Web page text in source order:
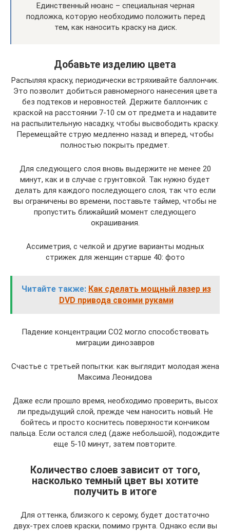
Единственный нюанс – специальная черная
подложка, которую необходимо положить перед
тем, как наносить краску на диск.
Добавьте изделию цвета
Распыляя краску, периодически встряхивайте баллончик.
Это позволит добиться равномерного нанесения цвета
без подтеков и неровностей. Держите баллончик с
краской на расстоянии 7-10 см от предмета и надавите
на распылительную насадку, чтобы высвободить краску.
Перемещайте струю медленно назад и вперед, чтобы
полностью покрыть предмет.
Для следующего слоя вновь выдержите не менее 20
минут, как и в случае с грунтовкой. Так нужно будет
делать для каждого последующего слоя, так что если
вы ограничены во времени, поставьте таймер, чтобы не
пропустить ближайший момент следующего
окрашивания.
Ассиметрия, с челкой и другие варианты модных
стрижек для женщин старше 40: фото
Читайте также: Как сделать мощный лазер из
DVD привода своими руками
Падение концентрации СО2 могло способствовать
миграции динозавров
Счастье с третьей попытки: как выглядит молодая жена
Максима Леонидова
Даже если прошло время, необходимо проверить, высох
ли предыдущий слой, прежде чем наносить новый. Не
бойтесь и просто коснитесь поверхности кончиком
пальца. Если остался след (даже небольшой), подождите
еще 5-10 минут, затем повторите.
Количество слоев зависит от того,
насколько темный цвет вы хотите
получить в итоге
Для оттенка, близкого к серому, будет достаточно
двух-трех слоев краски, помимо грунта. Однако если вы